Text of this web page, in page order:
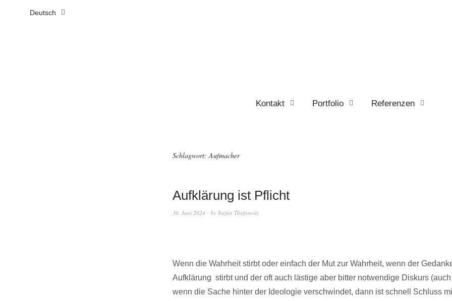
Deutsch
Kontakt Portfolio Referenzen
Schlagwort:Aufmacher
Aufklärung ist Pflicht
30. Juni 2024 by Stefan Theßenvitz
Wenn die Wahrheit stirbt oder einfach der Mut zur Wahrheit, wenn der
Aufklärung stirbt und der oft auch lästige aber bitter notwendige Diskurs
wenn die Sache hinter der Ideologie verschwindet, dann ist schnell Schluss